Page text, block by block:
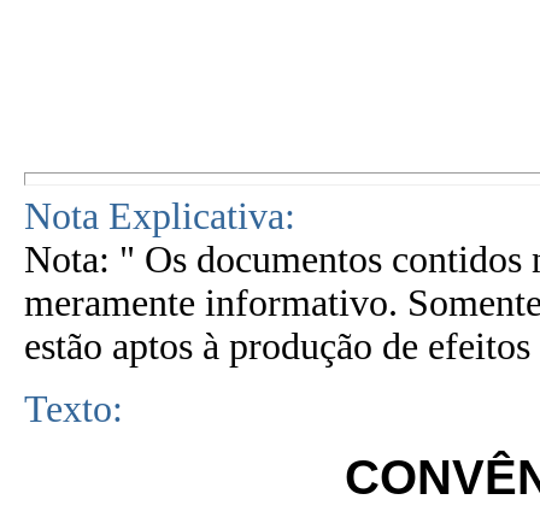
Nota Explicativa:
Nota: " Os documentos contidos
meramente informativo.
estão aptos à produção de
Texto: